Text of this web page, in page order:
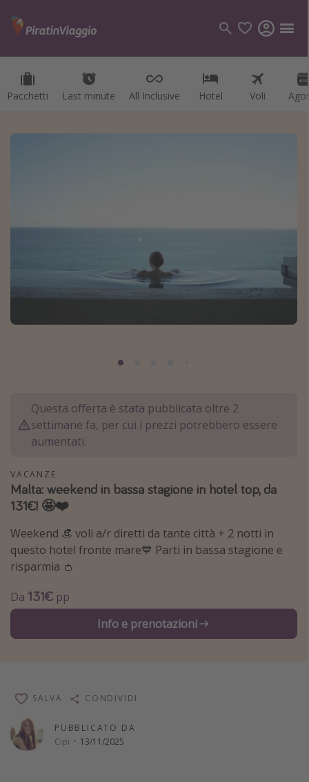
Pacchetti Last minute All Inclusive Hotel Voli
Categorie
Grecia
Malta
Canarie
Tipo di vacanza
Vacanze last minute
Vacanze all inclusive
Vacanze estate 2026
Vacanze di Pasqua 2026
Last minute capodanno
Vacanze con bambini
Altri argomenti
Travel magazine
Questa offerta è stata pubblicata oltre 2
settimane fa, per cui i prezzi potrebbero essere
aumentati.
VACANZE
Malta: weekend in bassa stagione in hotel top, da
131€! 🤩❤️
Weekend 👒 voli a/r diretti da tante città + 2 notti in
questo hotel fronte mare💙 Parti in bassa stagione e
risparmia 👛
Da 131€ pp
Info e prenotazioni
PUBBLICATO DA
Cipi · 13/11/2025
SALVA CONDIVIDI